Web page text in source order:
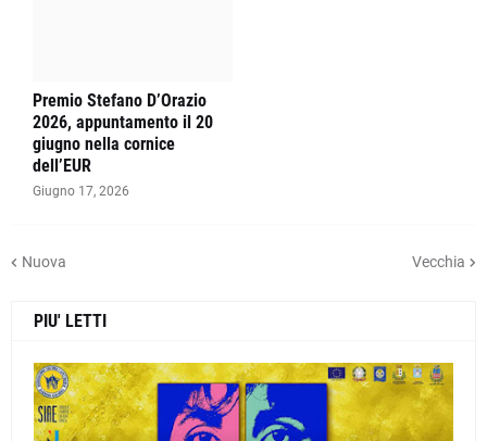
Premio Stefano D’Orazio
2026, appuntamento il 20
giugno nella cornice
dell’EUR
Giugno 17, 2026
Nuova Vecchia
PIU' LETTI